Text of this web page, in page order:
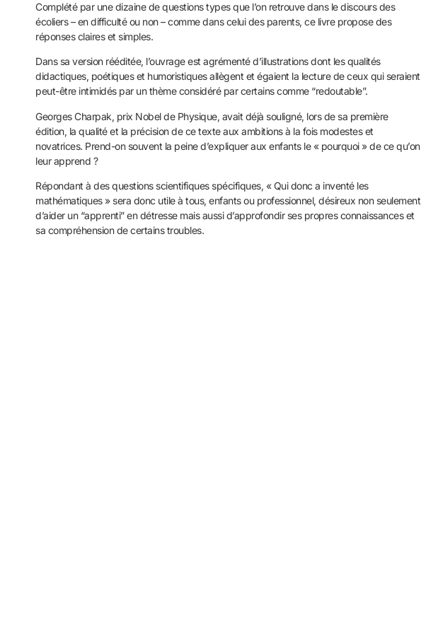
Complété par une dizaine de questions types que l’on retrouve dans le discours des
écoliers – en difficulté ou non – comme dans celui des parents, ce livre propose des
réponses claires et simples.
Dans sa version rééditée, l’ouvrage est agrémenté d’illustrations dont les qualités
didactiques, poétiques et humoristiques allègent et égaient la lecture de ceux qui seraient
peut-être intimidés par un thème considéré par certains comme “redoutable”.
Georges Charpak, prix Nobel de Physique, avait déjà souligné, lors de sa première
édition, la qualité et la précision de ce texte aux ambitions à la fois modestes et
novatrices. Prend-on souvent la peine d’expliquer aux enfants le « pourquoi » de ce qu’on
leur apprend ?
Répondant à des questions scientifiques spécifiques, « Qui donc a inventé les
mathématiques » sera donc utile à tous, enfants ou professionnel, désireux non seulement
d’aider un “apprenti” en détresse mais aussi d’approfondir ses propres connaissances et
sa compréhension de certains troubles.